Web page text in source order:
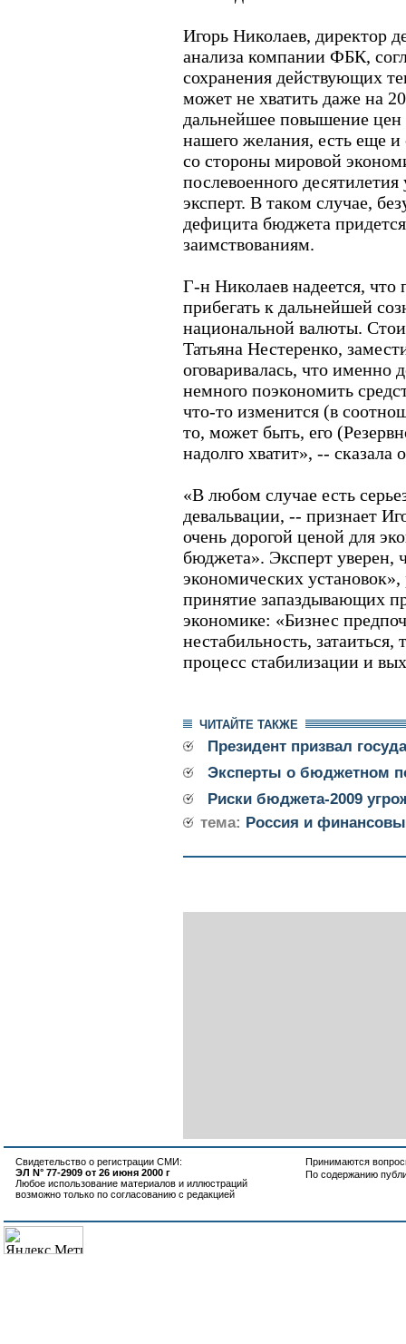
Игорь Николаев, директор
анализа компании ФБК,
сохранения действующих
может не хватить даже на
дальнейшее повышение
нашего желания, есть еще
со стороны мировой
послевоенного
эксперт. В таком случае,
дефицита бюджета
заимствованиям.
Г-н Николаев надеется, что
прибегать к дальнейшей
национальной валюты.
Татьяна Нестеренко,
оговаривалась, что именно
немного поэкономить
что-то изменится (в
то, может быть, его
надолго хватит», -- сказала
«В любом случае есть
девальвации, -- признает
очень дорогой ценой для
бюджета». Эксперт уверен,
экономических
принятие запаздывающих
экономике: «Бизнес
нестабильность,
процесс стабилизации и
ЧИТАЙТЕ ТАКЖЕ
Президент призвал
Эксперты о бюджетном
Риски бюджета-2009
тема: Россия и
Свидетельство о регистрации СМИ:
ЭЛ N° 77-2909 от 26 июня 2000 г
Любое использование материалов и иллюстраций
возможно только по согласованию с редакцией
Принимаются
По содержанию